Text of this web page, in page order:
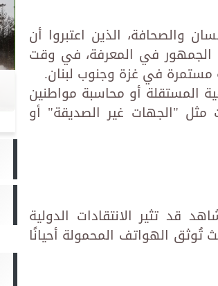
والصحافة، الذين اعتبروا أن
الجمهور في المعرفة، في وقت
مستمرة في غزة وجنوب لبنان.
المستقلة أو محاسبة مواطنين
"الجهات غير الصديقة" أو
قد تثير الانتقادات الدولية
الهواتف المحمولة أحيانًا